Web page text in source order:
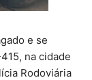
e se
na cidade
Rodoviária